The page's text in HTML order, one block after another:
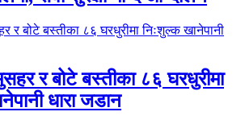
र बोटे बस्तीका ८६ घरधुरीमा
धारा जडान